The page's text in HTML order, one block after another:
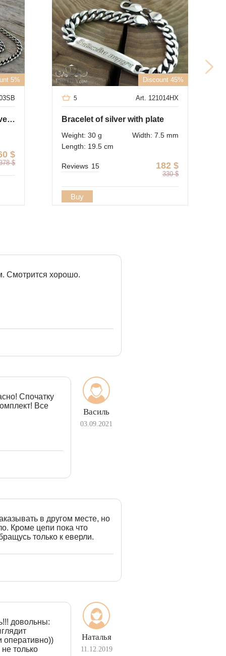
5%
Kit : pendant of sterling silver and chain "Carapace"
$
$
Discount 45%
Art. 121014HX
5
Bracelet of silver with plate
Weight: 30 g
Width: 7.5 mm
Length: 19.5 cm
182 $
330 $
Reviews 15
Buy
Смотрится хорошо.
Василь
03.09.2021
Спочатку
Все
в другом месте, но
Кроме цепи пока что
только к еверли.
Наталья
11.12.2019
довольны:
оперативно))
только